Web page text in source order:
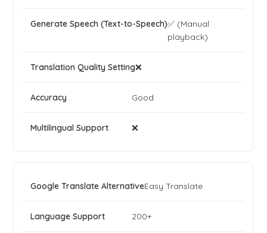
✅ (Manual
playback)
❌
Good
❌
Easy Translate
200+